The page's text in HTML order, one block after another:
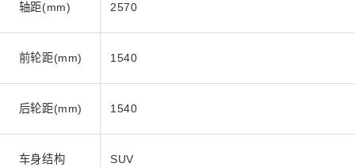
轴距(mm) 2570
前轮距(mm) 1540
后轮距(mm) 1540
车身结构 SUV